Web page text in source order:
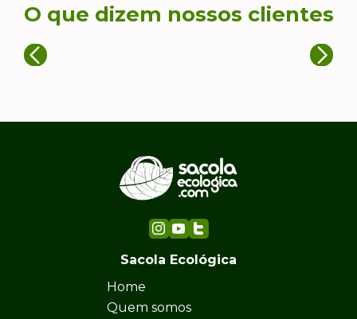
O que dizem nossos clientes
Sacola Ecológica
Home
Quem somos